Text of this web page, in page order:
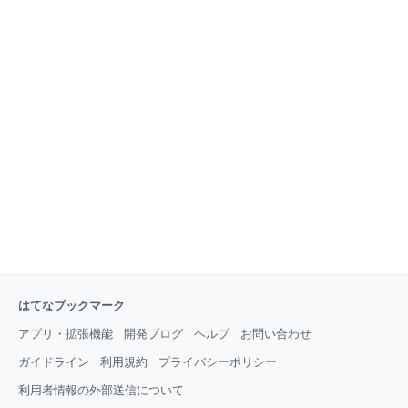
はてなブックマーク
アプリ・拡張機能 開発ブログ ヘルプ お問い合わせ
ガイドライン 利用規約 プライバシーポリシー
利用者情報の外部送信について